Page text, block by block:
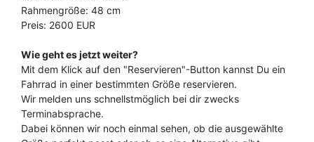
Rahmengröße: 48 cm
Preis: 2600 EUR
Wie geht es jetzt weiter?
Mit dem Klick auf den "Reservieren"-Button kannst Du ein
Fahrrad in einer bestimmten Größe reservieren.
Wir melden uns schnellstmöglich bei dir zwecks
Terminabsprache.
Dabei können wir noch einmal sehen, ob die ausgewählte